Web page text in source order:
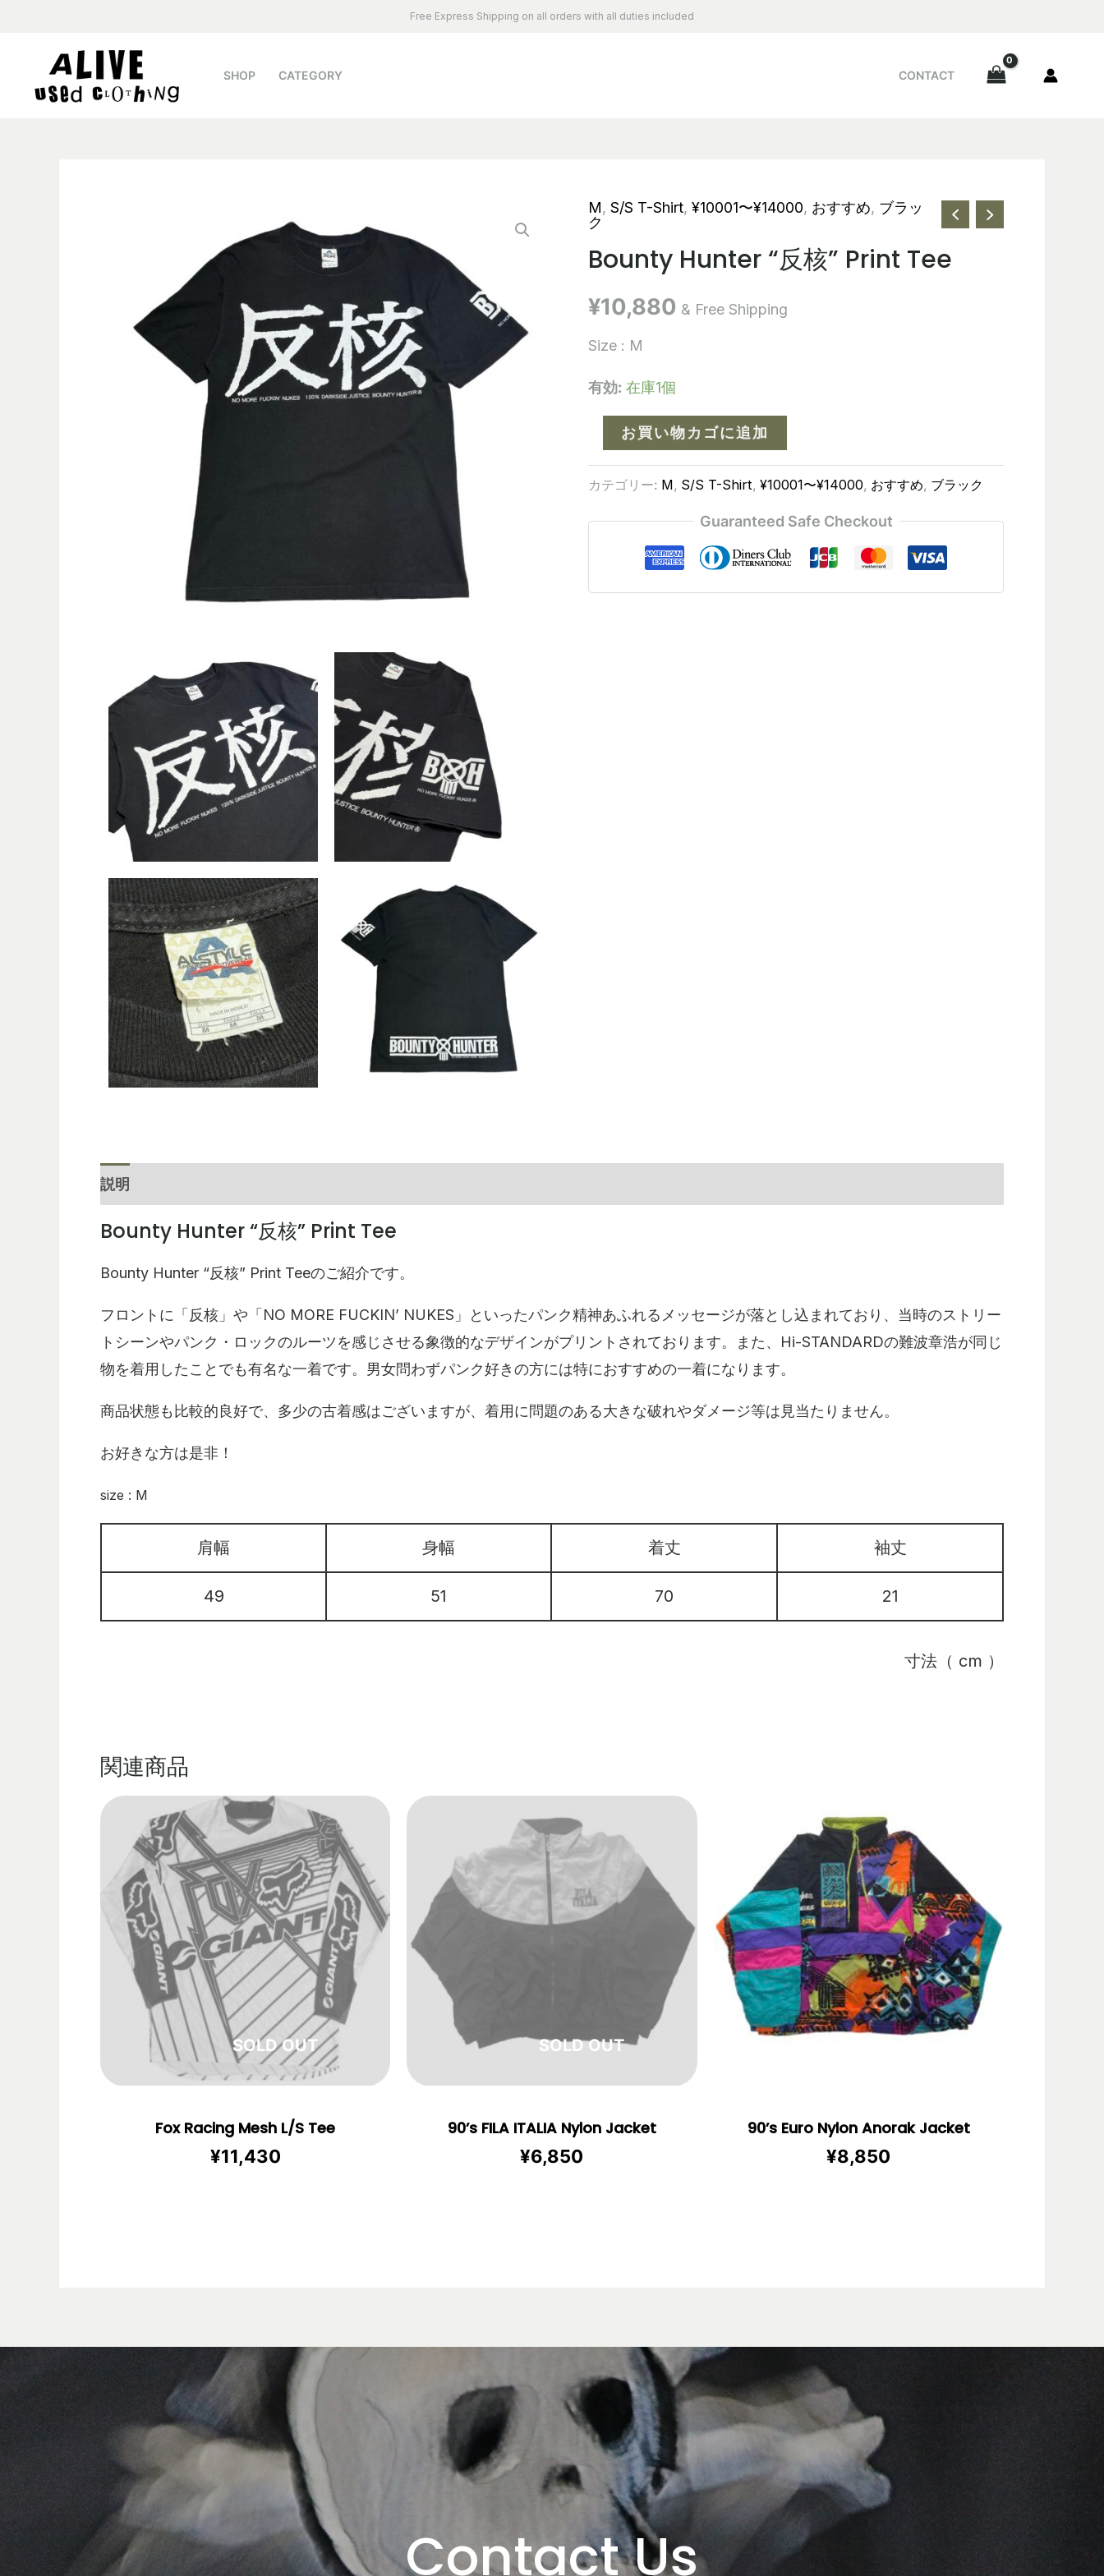
Free Express Shipping on all orders with all duties included
SHOP CATEGORY CONTACT
M, S/S T-Shirt, ¥10001〜¥14000, おすすめ, ブラッ
ク
Bounty Hunter “反核” Print Tee
¥10,880 & Free Shipping
Size : M
有効: 在庫1個
お買い物カゴに追加
カテゴリー: M, S/S T-Shirt, ¥10001〜¥14000, おすすめ, ブラック
Guaranteed Safe Checkout
説明
Bounty Hunter “反核” Print Tee
Bounty Hunter “反核” Print Teeのご紹介です。
フロントに「反核」や「NO MORE FUCKIN’ NUKES」といったパンク精神あふれるメッセージが落とし込まれており、当時のストリー
トシーンやパンク・ロックのルーツを感じさせる象徴的なデザインがプリントされております。また、Hi-STANDARDの難波章浩が同じ
物を着用したことでも有名な一着です。男女問わずパンク好きの方には特におすすめの一着になります。
商品状態も比較的良好で、多少の古着感はございますが、着用に問題のある大きな破れやダメージ等は見当たりません。
お好きな方は是非！
size : M
肩幅 身幅 着丈 袖丈
49 51 70 21
寸法（ cm ）
関連商品
在庫切れ
Fox Racing Mesh L/S Tee
¥11,430
在庫切れ
90’s FILA ITALIA Nylon Jacket
¥6,850
90’s Euro Nylon Anorak Jacket
¥8,850
Contact Us